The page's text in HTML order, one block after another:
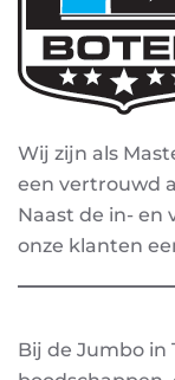
Wij zijn als
een vertrouwd
Naast de in- en
onze klanten
Bij de Jumbo in